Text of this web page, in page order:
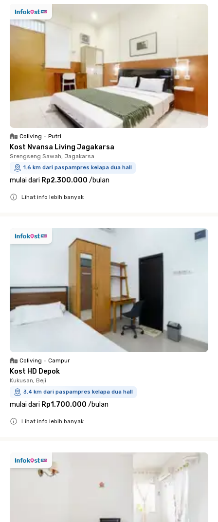
Coliving • Putri
Kost Nvansa Living Jagakarsa
Srengseng Sawah, Jagakarsa
1.6 km dari paspampres kelapa dua hall
mulai dari Rp2.300.000 /bulan
Lihat info lebih banyak
Coliving • Campur
Kost HD Depok
Kukusan, Beji
3.4 km dari paspampres kelapa dua hall
mulai dari Rp1.700.000 /bulan
Lihat info lebih banyak